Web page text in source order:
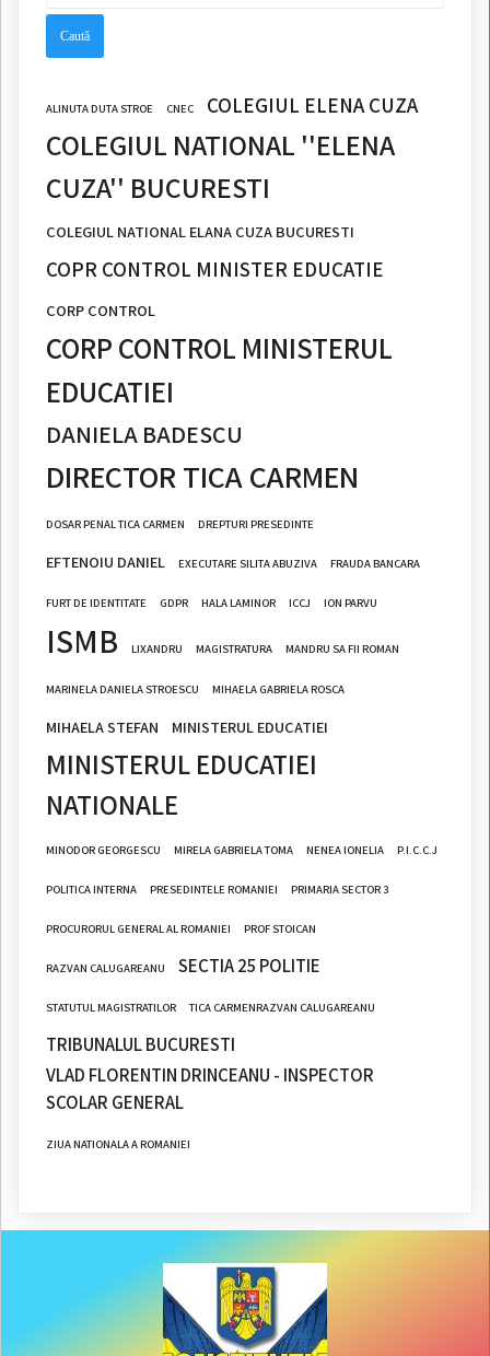
ALINUTA DUTA STROE CNEC COLEGIUL ELENA CUZA
COLEGIUL NATIONAL ''ELENA
CUZA'' BUCURESTI
COLEGIUL NATIONAL ELANA CUZA BUCURESTI
COPR CONTROL MINISTER EDUCATIE
CORP CONTROL
CORP CONTROL MINISTERUL
EDUCATIEI
DANIELA BADESCU
DIRECTOR TICA CARMEN
DOSAR PENAL TICA CARMEN DREPTURI PRESEDINTE
EFTENOIU DANIEL EXECUTARE SILITA ABUZIVA FRAUDA BANCARA
FURT DE IDENTITATE GDPR HALA LAMINOR ICCJ ION PARVU
ISMB LIXANDRU MAGISTRATURA MANDRU SA FII ROMAN
MARINELA DANIELA STROESCU MIHAELA GABRIELA ROSCA
MIHAELA STEFAN MINISTERUL EDUCATIEI
MINISTERUL EDUCATIEI
NATIONALE
MINODOR GEORGESCU MIRELA GABRIELA TOMA NENEA IONELIA P.I.C.C.J
POLITICA INTERNA PRESEDINTELE ROMANIEI PRIMARIA SECTOR 3
PROCURORUL GENERAL AL ROMANIEI PROF STOICAN
RAZVAN CALUGAREANU SECTIA 25 POLITIE
STATUTUL MAGISTRATILOR TICA CARMENRAZVAN CALUGAREANU
TRIBUNALUL BUCURESTI
VLAD FLORENTIN DRINCEANU - INSPECTOR
SCOLAR GENERAL
ZIUA NATIONALA A ROMANIEI